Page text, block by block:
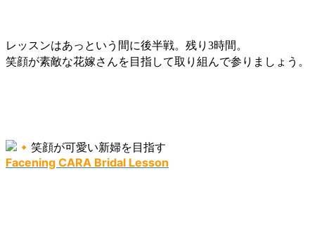
レッスンはあっという間に後半戦。 残り3時間。
笑顔が素敵な花嫁さんを目指して取り組んで参りましょう。
笑顔が可愛い新婦を目指す
Facening CARA Bridal Lesson